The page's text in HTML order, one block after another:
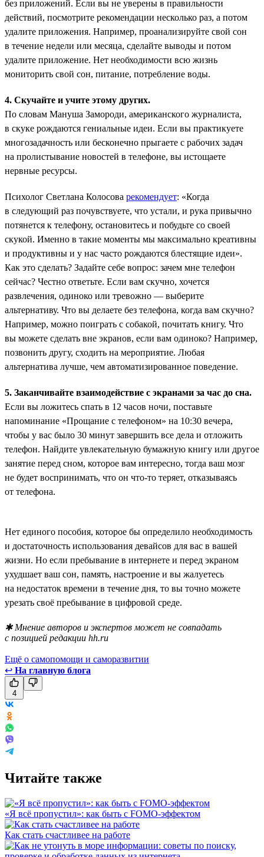
без приложений. Если вы не уверены в правильности
действий, посмотрите рекомендации несколько раз, а потом
удалите приложения. Например, проанализируйте свой сон
в течение недели или месяца, сделайте выводы и потом
удалите приложение. Нет необходимости всю жизнь
мониторить свой сон, питание, потребление воды.
4. Скучайте и учите этому других.
По словам Мануша Замороди, американского журналиста,
в скуке рождаются гениальные идеи. Если вы практикуете
многозадачность или бесконечно прыгаете с рабочих задач
на пролистывание новостей в телефоне, вы истощаете
нервные ресурсы.
Психолог Светлана Колосова рекомендует: «Когда
в следующий раз почувствуете, что устали, и рука привычно
потянется к телефону, остановитесь и побудьте со своей
скукой. Именно в такие моменты мы максимально креативны
и продуктивны и у нас часто рождаются блестящие идеи».
Как это сделать? Задайте себе вопрос: зачем мне телефон
сейчас? Честно ответьте. Если вам скучно, хочется
развлечения, одиноко или тревожно — выберите
альтернативу. Что вы делаете без телефона, когда вам скучно?
Например, можно поиграть с собакой, почитать книгу. Что
вы можете сделать вне экранов, если вам одиноко? Например,
позвонить другу, сходить на мероприятие. Любая
альтернатива лучше, чем автоматизированное поведение.
5. Заканчивайте взаимодействие с экранами за час до сна.
Если вы ложитесь спать в 12 часов ночи, поставьте
напоминание «Прощание с телефоном» на 10:30 вечера,
чтобы у вас было 30 минут завершить все дела и отложить
телефон. Найдите увлекательную бумажную книгу или другое
занятие перед сном, которое вам интересно, тогда ваш мозг
не будет воспринимать, что он что-то теряет, отказываясь
от телефона.
Нет единого пособия, которое бы определило необходимость
и достаточность использования девайсов для вас в вашей
жизни. Но если пребывание в интернете и перед экраном
ухудшает ваш сон, память, настроение и вы жалуетесь
на недостаток времени в течение дня, то вы точно можете
урезать своё пребывание в цифровой среде.
✱ Мнение авторов и экспертов может не совпадать
с позицией редакции hh.ru
Ещё о самопомощи и саморазвитии
↩ На главную блога
4
Читайте также
«Я всё пропустил»: как быть с FOMO-эффектом
Как стать счастливее на работе